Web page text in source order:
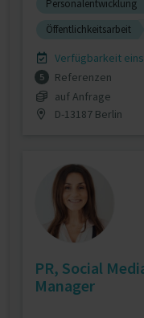
Personalentwicklung
Öffentlichkeitsarbeit
Verfügbarkeit
5
Referenzen
auf Anfrage
D-13187 Berlin
PR, Social
Manager